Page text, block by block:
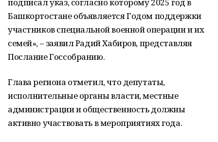
Башкортостане объявляется Годом поддержки
участников специальной военной операции и их
семей», – заявил Радий Хабиров, представляя
Послание Госсобранию.
Глава региона отметил, что депутаты,
исполнительные органы власти, местные
администрации и общественность должны
активно участвовать в мероприятиях года.